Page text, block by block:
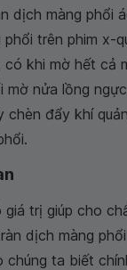
dịch màng phổi
trên phim x-
có khi mờ hết cả
mờ nửa lồng
chèn đẩy khí
trị giúp cho
dịch màng
chúng ta biết